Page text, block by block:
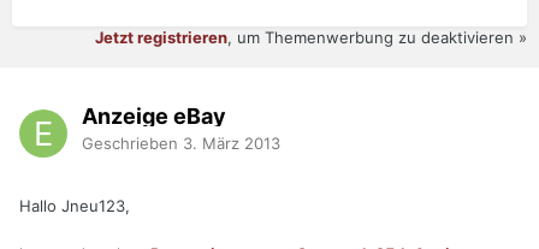
Jetzt registrieren, um Themenwerbung zu deaktivieren »
Anzeige eBay
Geschrieben 3. März 2013
Hallo Jneu123,